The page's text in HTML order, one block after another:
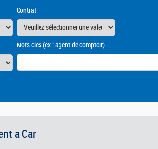
Contrat
Mots clés(ex : agent de comptoir)
a Car